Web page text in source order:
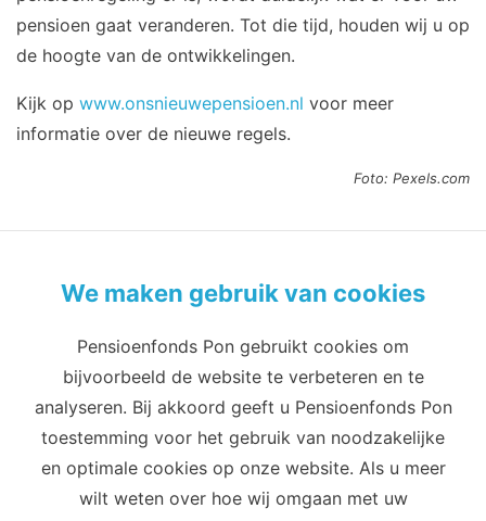
pensioen gaat veranderen. Tot die tijd, houden wij u op
de hoogte van de ontwikkelingen.
Kijk op www.onsnieuwepensioen.nl voor meer
informatie over de nieuwe regels.
Foto: Pexels.com
Terms of use
Cookie-instellingen
Email
info@pensioenfondspon.com
Telefoon
088 60 60 271
We maken gebruik van cookies
Pensioenfonds Pon gebruikt cookies om
bijvoorbeeld de website te verbeteren en te
analyseren. Bij akkoord geeft u Pensioenfonds Pon
toestemming voor het gebruik van noodzakelijke
en optimale cookies op onze website. Als u meer
wilt weten over hoe wij omgaan met uw